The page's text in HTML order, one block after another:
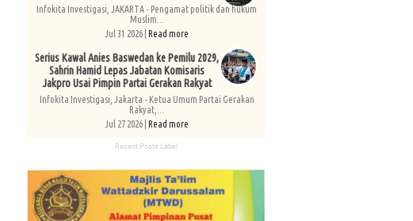
Infokita Investigasi, JAKARTA - Pengamat politik dan hukum
Muslim...
Jul 31 2026 | Read more
Serius Kawal Anies Baswedan ke Pemilu 2029,
Sahrin Hamid Lepas Jabatan Komisaris
Jakpro Usai Pimpin Partai Gerakan Rakyat
Infokita Investigasi, Jakarta - Ketua Umum Partai Gerakan
Rakyat,...
Jul 27 2026 | Read more
Recent Posts Label